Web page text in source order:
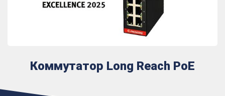
Коммутатор Long Reach PoE